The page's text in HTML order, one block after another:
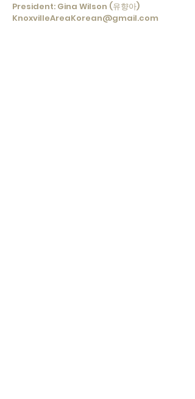
President: Gina Wilson (유향아)
KnoxvilleAreaKorean@gmail.com